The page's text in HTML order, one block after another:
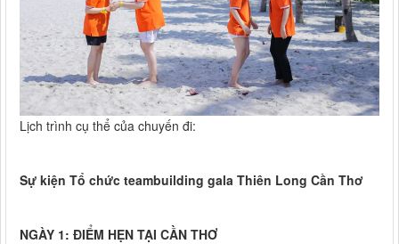
Lịch trình cụ thể của chuyến đi:
Sự kiện Tổ chức teambuilding gala Thiên Long Cần Thơ
NGÀY 1: ĐIỂM HẸN TẠI CẦN THƠ